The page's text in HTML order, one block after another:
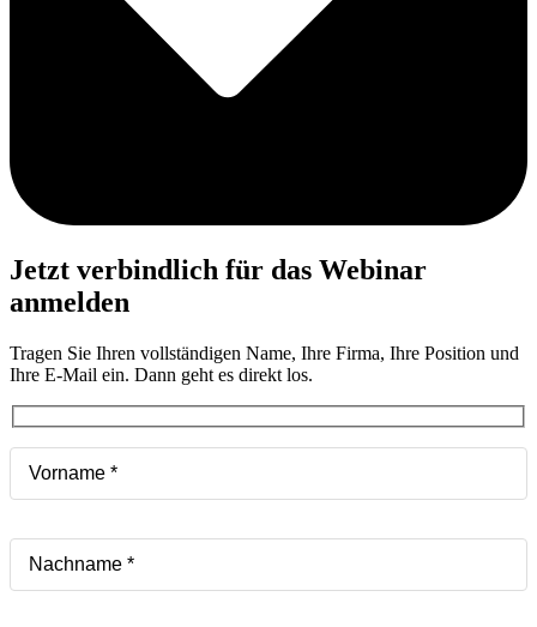
Jetzt verbindlich für das Webinar
anmelden
Tragen Sie Ihren vollständigen Name, Ihre Firma, Ihre Position und
Ihre E-Mail ein. Dann geht es direkt los.